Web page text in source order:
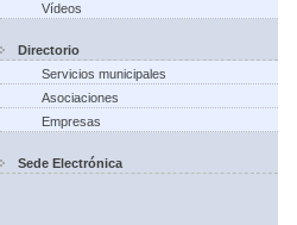
Vídeos
Directorio
Servicios municipales
Asociaciones
Empresas
Sede Electrónica